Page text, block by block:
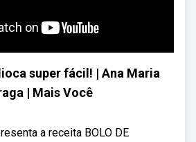
super fácil! | Ana Maria
| Mais Você
a receita BOLO DE